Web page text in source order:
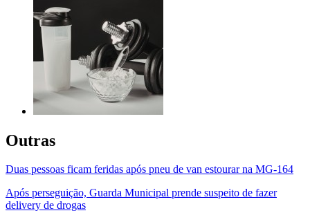
Outras
Duas pessoas ficam feridas após pneu de van estourar na MG-164
Após perseguição, Guarda Municipal prende suspeito de fazer
delivery de drogas